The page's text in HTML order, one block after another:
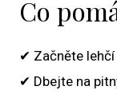
Co
✔ Začněte lehčí
✔ Dbejte na